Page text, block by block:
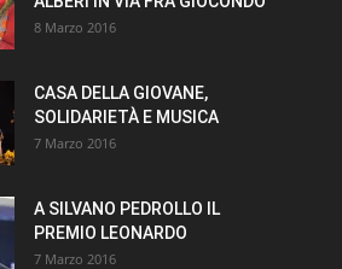
8 Marzo 2016
CASA DELLA GIOVANE,
SOLIDARIETÀ E MUSICA
7 Marzo 2016
A SILVANO PEDROLLO IL
PREMIO LEONARDO
7 Marzo 2016